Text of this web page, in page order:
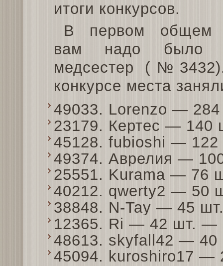
итоги конкурсов.
В первом общем
вам надо было
медсестер
конкурсе места
49033. Lorenzo —
23179. Кертес —
45128. fubioshi —
49374. Аврелия —
25551. Kurama — 76
40212. qwerty2 — 50
38848. N-Tay — 45
12365. Ri — 42 шт. —
48613. skyfall42 —
45094. kuroshiro17